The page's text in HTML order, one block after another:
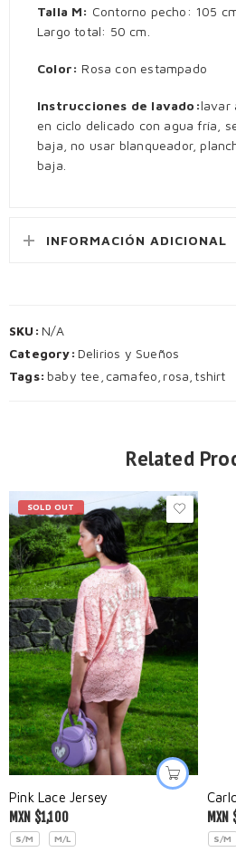
Talla M: Contorno pecho: 105
Largo total: 50 cm.
Color: Rosa con estampado
Instrucciones de lavado:lavar
en ciclo delicado con agua fría,
baja, no usar blanqueador,
baja.
INFORMACIÓN ADICIONAL
SKU: N/A
Category: Delirios y Sueños
Tags: baby tee camafeo rosa tshirt
Related
SOLD OUT
Pink Lace Jersey
MXN $1,100
S/M M/L
MXN
S/M